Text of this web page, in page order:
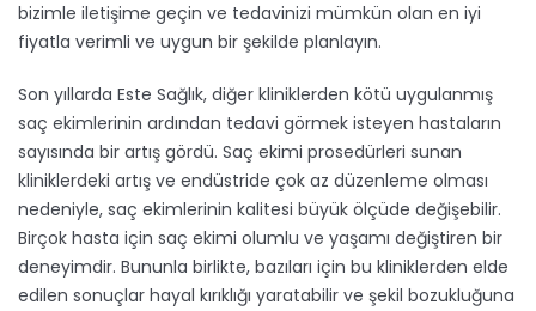
bizimle iletişime geçin ve tedavinizi mümkün olan en iyi
fiyatla verimli ve uygun bir şekilde planlayın.
Son yıllarda Este Sağlık, diğer kliniklerden kötü uygulanmış
saç ekimlerinin ardından tedavi görmek isteyen hastaların
sayısında bir artış gördü. Saç ekimi prosedürleri sunan
kliniklerdeki artış ve endüstride çok az düzenleme olması
nedeniyle, saç ekimlerinin kalitesi büyük ölçüde değişebilir.
Birçok hasta için saç ekimi olumlu ve yaşamı değiştiren bir
deneyimdir. Bununla birlikte, bazıları için bu kliniklerden elde
edilen sonuçlar hayal kırıklığı yaratabilir ve şekil bozukluğuna